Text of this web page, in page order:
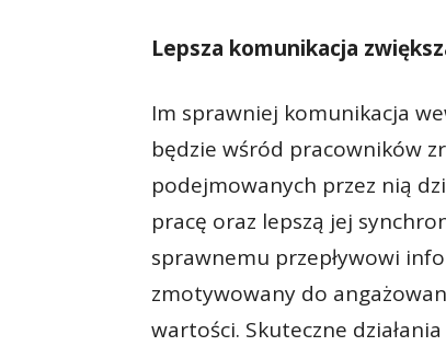
Lepsza komunikacja
Im sprawniej komunikacja
będzie wśród pracowników
podejmowanych przez nią
pracę oraz lepszą jej
sprawnemu przepływowi
zmotywowany do
wartości. Skuteczne